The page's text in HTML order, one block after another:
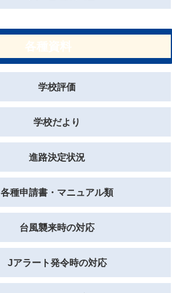
学校評価
学校だより
進路決定状況
各種申請書・マニュアル類
台風襲来時の対応
Jアラート発令時の対応